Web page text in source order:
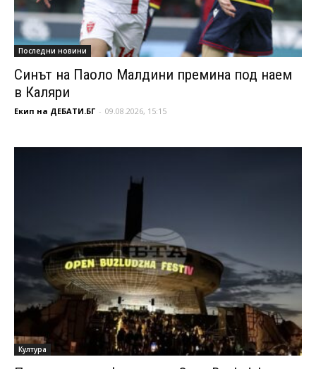
Последни новини
Синът на Паоло Малдини премина под наем
в Каляри
Екип на ДЕБАТИ.БГ - 09.08.2026, 15:15
Култура